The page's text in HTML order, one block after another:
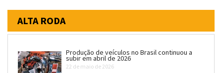
ALTA RODA
Produção de veículos no Brasil continuou a
subir em abril de 2026
22 de maio de 2026